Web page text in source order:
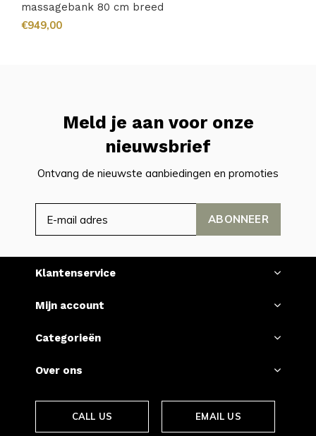
massagebank 80 cm breed
€949,00
Meld je aan voor onze
nieuwsbrief
Ontvang de nieuwste aanbiedingen en promoties
ABONNEER
Klantenservice
Mijn account
Categorieën
Over ons
CALL US EMAIL US